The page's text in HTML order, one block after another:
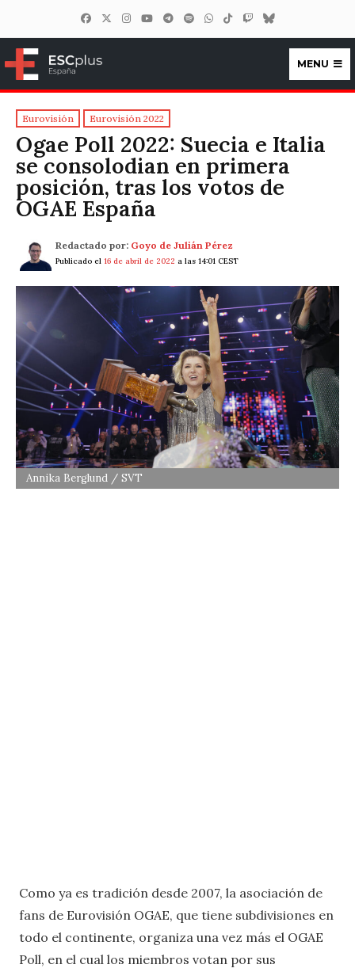
ESCplus España
MENU
Eurovisión Eurovisión 2022
Ogae Poll 2022: Suecia e Italia
se consolodian en primera
posición, tras los votos de
OGAE España
Redactado por: Goyo de Julián Pérez
Publicado el 16 de abril de 2022 a las 14:01 CEST
Annika Berglund / SVT
Como ya es tradición desde 2007, la asociación de
fans de Eurovisión OGAE, que tiene subdivisiones en
todo el continente, organiza una vez más el OGAE
Poll, en el cual los miembros votan por sus